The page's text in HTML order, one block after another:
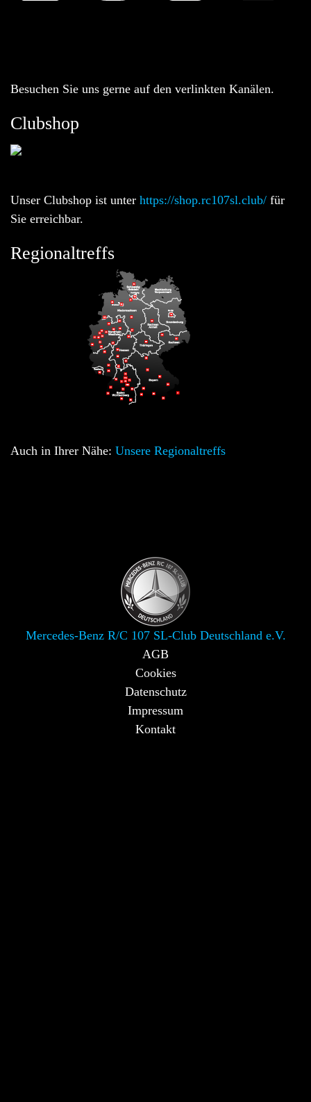
Besuchen Sie uns gerne auf den verlinkten Kanälen.
Clubshop
Unser Clubshop ist unter https://shop.rc107sl.club/ für
Sie erreichbar.
Regionaltreffs
Auch in Ihrer Nähe: Unsere Regionaltreffs
Mercedes-Benz R/C 107 SL-Club Deutschland e.V.
AGB
Cookies
Datenschutz
Impressum
Kontakt